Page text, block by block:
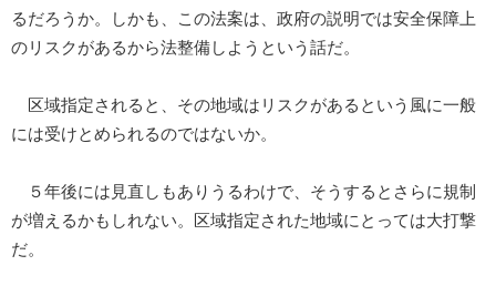
るだろうか。しかも、この法案は、政府の説明では安全保障上
のリスクがあるから法整備しようという話だ。
区域指定されると、その地域はリスクがあるという風に一般
には受けとめられるのではないか。
５年後には見直しもありうるわけで、そうするとさらに規制
が増えるかもしれない。区域指定された地域にとっては大打撃
だ。